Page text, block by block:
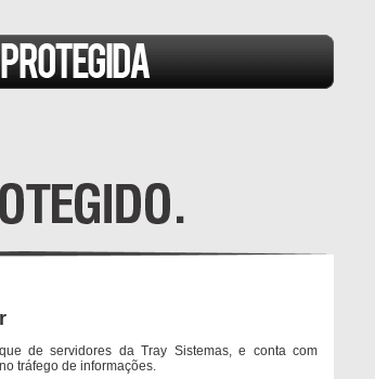
de servidores da Tray Sistemas, e conta com
tráfego de informações.